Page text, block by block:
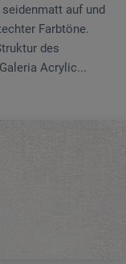
auf und
Farbtöne.
des
Acrylic...